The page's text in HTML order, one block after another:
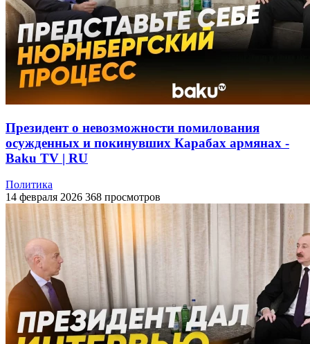
Президент о невозможности помилования
осужденных и покинувших Карабах армянах -
Baku TV | RU
Политика
14 февраля 2026 368 просмотров